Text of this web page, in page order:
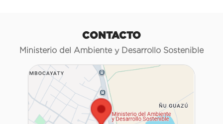
CONTACTO
Ministerio del Ambiente y Desarrollo Sostenible